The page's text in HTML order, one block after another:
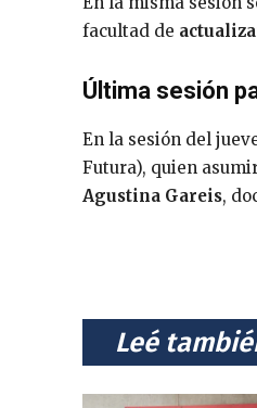
facultad de
Última sesión
En la sesión del
Futura), quien
Agustina Gareis,
⠀Leé